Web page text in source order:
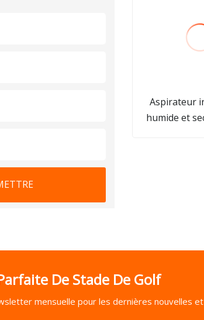
Aspirateur
humide et
De Stade De Golf
mensuelle pour les dernières nouvelles